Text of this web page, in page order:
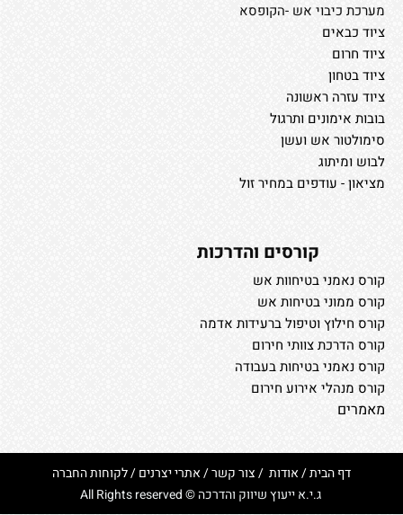
מערכת כיבוי אש -הקופסא
ציוד כבאים
ציוד חרום
ציוד בטחון
ציוד עזרה ראשונה
בובות אימונים ותרגול
סימולטור אש ועשן
לבוש ומיתוג
מציאון - עודפים במחיר זול
קורסים והדרכות
קורס נאמני בטיחוות אש
קורס ממוני בטיחות אש
קורס חילוץ וטיפול ברעידות אדמה
קורס הדרכת צוותי חירום
קורס נאמני בטיחות בעבודה
קורס מנהלי אירוע חירום
מאמרים
דף הבית/אודות /צור קשר/אתרי יצרנים/לקוחות החברה
ג.י.א ייעוץ שיווק והדרכה © All Rights reserved